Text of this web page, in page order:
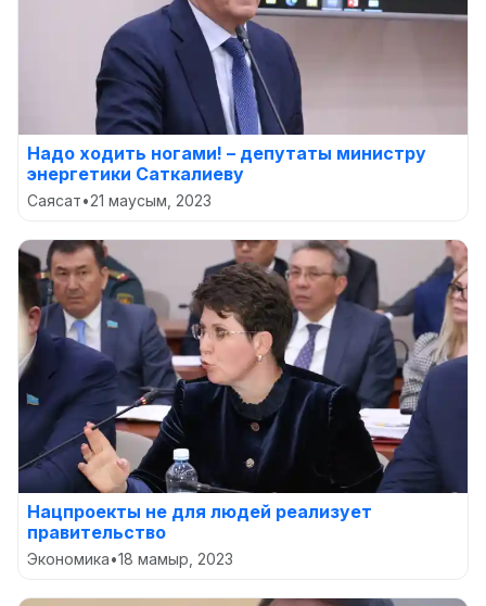
Надо ходить ногами! – депутаты министру
энергетики Саткалиеву
Саясат•21 маусым, 2023
Нацпроекты не для людей реализует
правительство
Экономика•18 мамыр, 2023